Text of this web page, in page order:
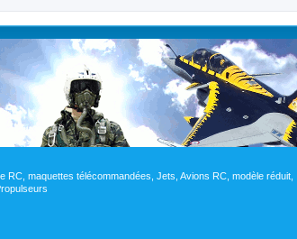
maquettes télécommandées, Jets, Avions RC, modèle réduit,